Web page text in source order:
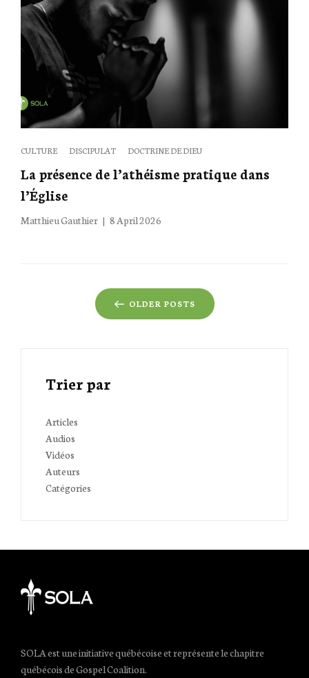
Categories
CULTURE DISCIPULAT DOCTRINE DE DIEU
La présence de l’athéisme pratique dans
l’Église
Matthieu Gauthier
Posted
8 April 2026
navigation
OLDER POSTS
Trier par
Articles
Audios
Vidéos
Auteurs
Catégories
SOLA est une initiative québécoise et représente le chapitre
québécois de Gospel Coalition.